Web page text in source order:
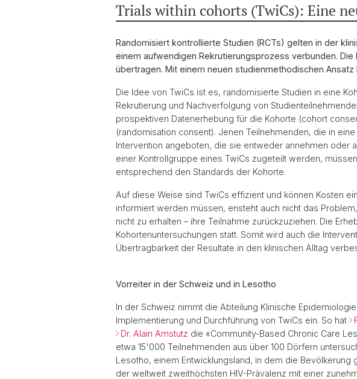
Trials within cohorts (TwiCs): Eine
Randomisiert kontrollierte Studien (RCTs) gelten in der
einem aufwendigen Rekrutierungsprozess verbunden.
übertragen. Mit einem neuen studienmethodischen
Die Idee von TwiCs ist es, randomisierte Studien in eine
Rekrutierung und Nachverfolgung von
prospektiven Datenerhebung für die Kohorte (cohort
(randomisation consent). Jenen Teilnehmenden, die in
Intervention angeboten, die sie entweder annehmen oder
einer Kontrollgruppe eines TwiCs zugeteilt werden,
entsprechend den Standards der Kohorte.
Auf diese Weise sind TwiCs effizient und können Kosten
informiert werden müssen, ensteht auch nicht das
nicht zu erhalten – ihre Teilnahme zurückzuziehen. Die
Kohortenuntersuchungen statt. Somit wird auch die
Übertragbarkeit der Resultate in den klinischen Alltag
Vorreiter in der Schweiz und in Lesotho
In der Schweiz nimmt die Abteilung Klinische
Implementierung und Durchführung von TwiCs ein. So hat
Dr. Alain Amstutz die «Community-Based Chronic Care
etwa 15'000 Teilnehmenden aus über 100 Dörfern
Lesotho, einem Entwicklungsland, in dem die
der weltweit zweithöchsten HIV-Prävalenz mit einer